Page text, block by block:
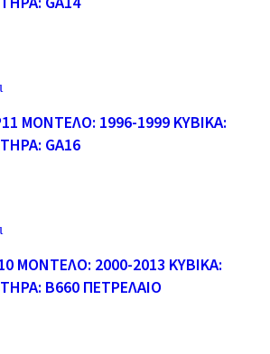
ΜΟΝΤΕΛΟ: 1996-1999 ΚΥΒΙΚΑ:
GA16
ΜΟΝΤΕΛΟ: 2000-2013 ΚΥΒΙΚΑ:
B660 ΠΕΤΡΕΛΑΙΟ